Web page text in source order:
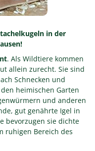
in der
. Als Wildtiere kommen
allein zurecht. Sie sind
Schnecken und
heimischen Garten
und anderen
gut genährte Igel in
bevorzugen sie dichte
ruhigen Bereich des